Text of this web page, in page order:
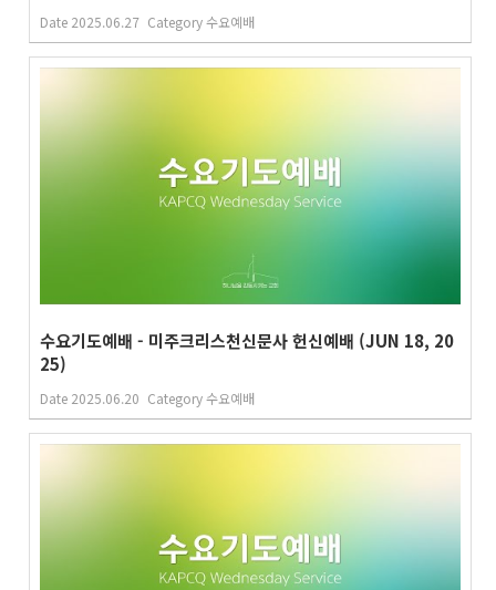
Date 2025.06.27 Category수요예배
수요기도예배 - 미주크리스천신문사 헌신예배 (JUN 18, 20
25)
Date 2025.06.20 Category수요예배